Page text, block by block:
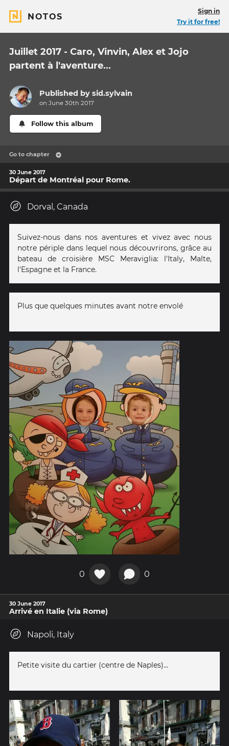
NOTOS
Sign in
Try it for free!
Juillet 2017 - Caro, Vinvin, Alex et Jojo
partent à l'aventure...
Published bysid.sylvain
on June 30th 2017
Follow this album
Go to chapter
30 June 2017
Départ de Montréal pour Rome.
Dorval, Canada
Suivez-nous dans nos aventures et vivez avec nous
notre périple dans lequel nous découvrirons, grâce au
bateau de croisière MSC Meraviglia: l'Italy, Malte,
l'Espagne et la France.
Plus que quelques minutes avant notre envolé
0 0
30 June 2017
Arrivé en Italie (via Rome)
Napoli, Italy
Petite visite du cartier (centre de Naples)...